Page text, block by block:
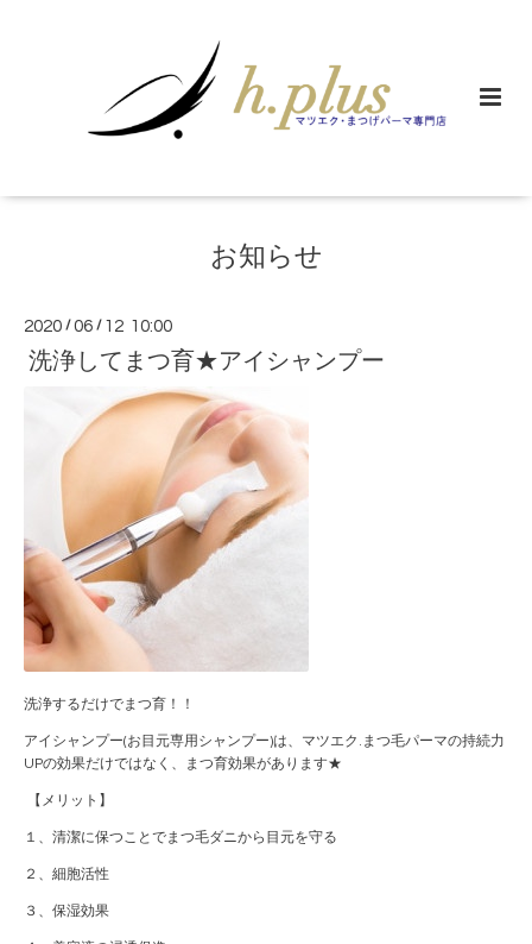
お知らせ
2020 /06 / 12 10:00
洗浄してまつ育★アイシャンプー
洗浄するだけでまつ育！！
アイシャンプー(お目元専用シャンプー)は、マツエク.まつ毛パーマの持続力
UPの効果だけではなく、まつ育効果があります★
【メリット】
１、清潔に保つことでまつ毛ダニから目元を守る
２、細胞活性
３、保湿効果